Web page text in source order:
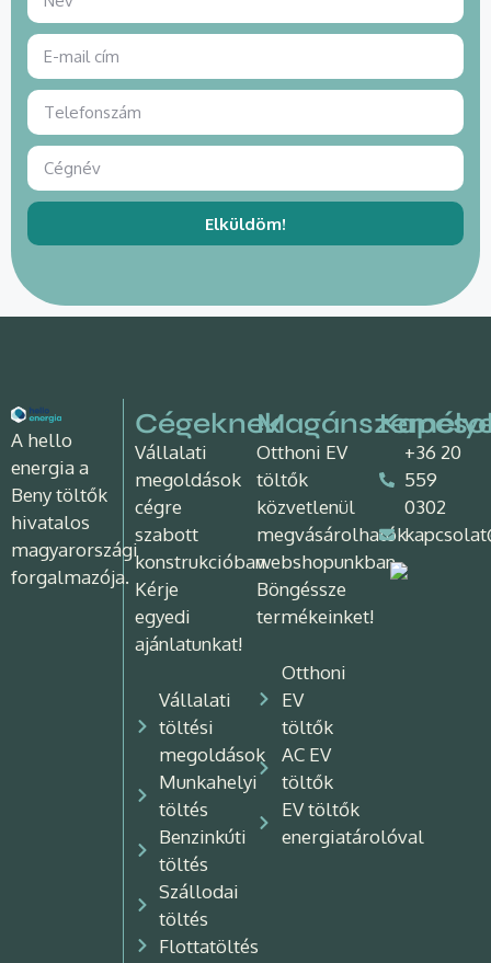
Elküldöm!
A hello
energia a
Beny töltők
hivatalos
magyarországi
forgalmazója.
Cégeknek
Vállalati
megoldások
cégre
szabott
konstrukcióban.
Kérje
egyedi
ajánlatunkat!
Vállalati
töltési
megoldások
Munkahelyi
töltés
Benzinkúti
töltés
Szállodai
töltés
Flottatöltés
Otthoni EV
töltők
közvetlenül
megvásárolhatók
webshopunkban.
Böngéssze
termékeinket!
Otthoni
EV
töltők
AC EV
töltők
EV töltők
energiatárolóval
+36 20
559
0302